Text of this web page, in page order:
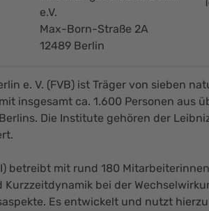
e.V.
Max-Born-Straße 2A
12489 Berlin
e. V. (FVB) ist Träger von sieben
insgesamt ca. 1.600 Personen aus
Die Institute gehören der
betreibt mit rund 180
bei der
Es entwickelt und nutzt